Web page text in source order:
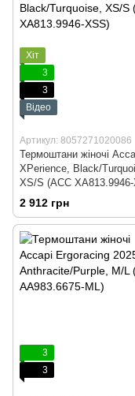
Хіт
3
3
Відео
Артикул: 8057271020086
Термоштани жіночі
XPerience, Black/
XS/S (ACC
2 912 грн
3
3